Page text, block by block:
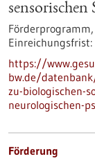
Förderprogramm,
Einreichungsfrist:
https://
bw.de/
zu-biologischen-
neurologischen-
Förderung